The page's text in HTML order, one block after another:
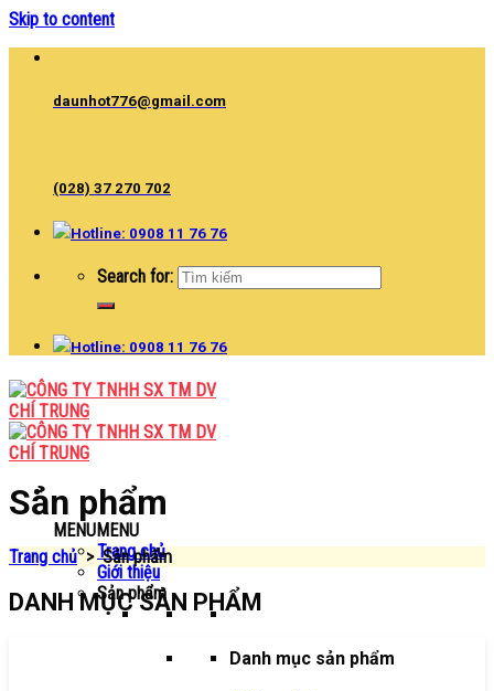
Skip to content
daunhot776@gmail.com
(028) 37 270 702
Hotline: 0908 11 76 76
Search for:
Hotline: 0908 11 76 76
MENUMENU
Trang chủ
Giới thiệu
Sản phẩm
Danh mục sản phẩm
Sản phẩm
Trang chủ > Sản phẩm
DANH MỤC SẢN PHẨM